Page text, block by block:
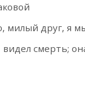
друг, я
смерть;